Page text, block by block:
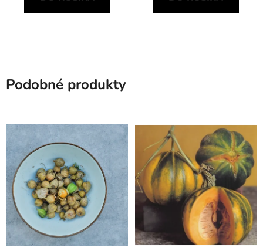
Podobné produkty